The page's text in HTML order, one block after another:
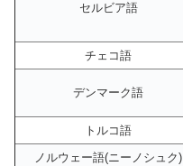
セルビア語
チェコ語
デンマーク語
トルコ語
ノルウェー語(ニーノシュク)